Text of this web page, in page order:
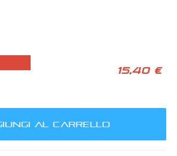
15,40 €
AL CARRELLO